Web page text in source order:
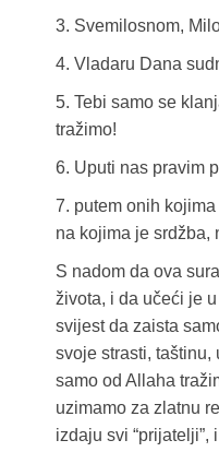
3. Svemilosnom,
4. Vladaru Dana
5. Tebi samo se
tražimo!
6. Uputi nas pravim
7. putem onih
na kojima je srdžba,
S nadom da ova
života, i da učeći je
svijest da zaista
svoje strasti,
samo od Allaha
uzimamo za zlatnu
izdaju svi